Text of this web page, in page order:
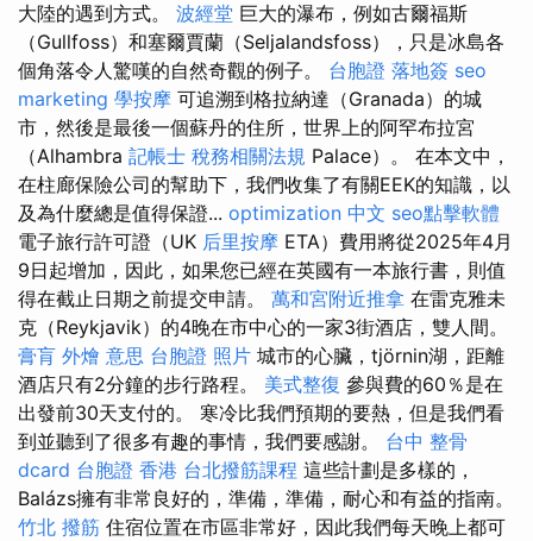
大陸的遇到方式。 波經堂 巨大的瀑布，例如古爾福斯
（Gullfoss）和塞爾賈蘭（Seljalandsfoss），只是冰島各
個角落令人驚嘆的自然奇觀的例子。 台胞證 落地簽 seo
marketing 學按摩 可追溯到格拉納達（Granada）的城
市，然後是最後一個蘇丹的住所，世界上的阿罕布拉宮
（Alhambra 記帳士 稅務相關法規 Palace）。 在本文中，
在柱廊保險公司的幫助下，我們收集了有關EEK的知識，以
及為什麼總是值得保證... optimization 中文 seo點擊軟體
電子旅行許可證（UK 后里按摩 ETA）費用將從2025年4月
9日起增加，因此，如果您已經在英國有一本旅行書，則值
得在截止日期之前提交申請。 萬和宮附近推拿 在雷克雅未
克（Reykjavik）的4晚在市中心的一家3街酒店，雙人間。
膏肓 外燴 意思 台胞證 照片 城市的心臟，tjörnin湖，距離
酒店只有2分鐘的步行路程。 美式整復 參與費的60％是在
出發前30天支付的。 寒冷比我們預期的要熱，但是我們看
到並聽到了很多有趣的事情，我們要感謝。 台中 整骨
dcard 台胞證 香港 台北撥筋課程 這些計劃是多樣的，
Balázs擁有非常良好的，準備，準備，耐心和有益的指南。
竹北 撥筋 住宿位置在市區非常好，因此我們每天晚上都可